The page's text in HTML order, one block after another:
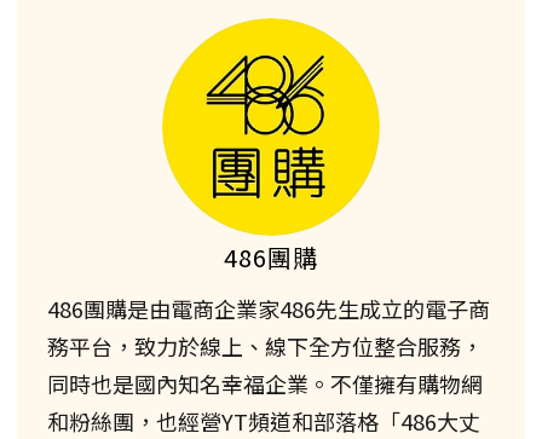
486團購
486團購是由電商企業家486先生成立的電子商
務平台，致力於線上、線下全方位整合服務，
同時也是國內知名幸福企業。不僅擁有購物網
和粉絲團，也經營YT頻道和部落格「486大丈